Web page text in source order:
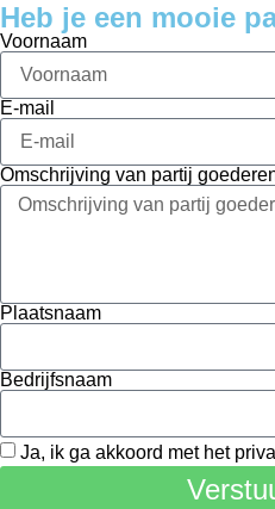
Heb je een mooie
Voornaam
E-mail
Omschrijving van partij
Plaatsnaam
Bedrijfsnaam
Ja, ik ga akkoord met het